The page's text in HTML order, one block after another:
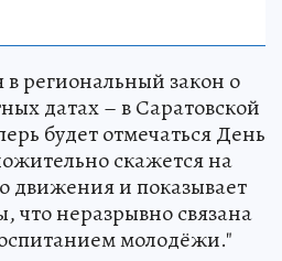
региональный закон о
датах – в Саратовской
будет отмечаться День
скажется на
движения и показывает
что неразрывно связана
молодёжи."